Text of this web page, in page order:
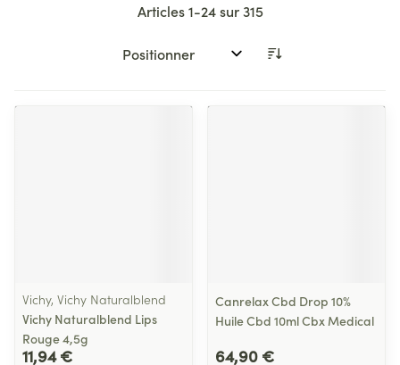
Articles1-24sur315
Trier par:
Vichy, Vichy Naturalblend
Vichy Naturalblend Lips
Rouge 4,5g
11,94 €
Canrelax Cbd Drop 10%
Huile Cbd 10ml Cbx Medical
64,90 €